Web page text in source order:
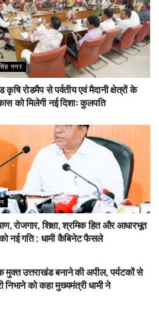
नगर
कृषि रोडमैप से पर्वतीय एवं मैदानी क्षेत्रों के
को मिलेगी नई दिशाः कुलपति
रोजगार, शिक्षा, श्रमिक हित और आधारभूत
नई गति : धामी कैबिनेट फैसले
मुक्त उत्तराखंड बनाने की अपील, पर्यटकों से
निभाने को कहा मुख्यमंत्री धामी ने